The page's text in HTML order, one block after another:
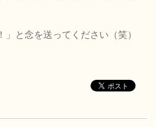
と念を送ってください（笑）